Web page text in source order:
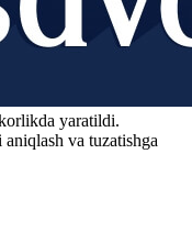
yaratildi.
va tuzatishga